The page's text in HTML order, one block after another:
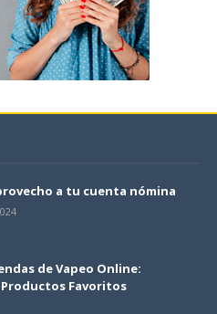
a tu cuenta nómina
de Vapeo Online:
Favoritos